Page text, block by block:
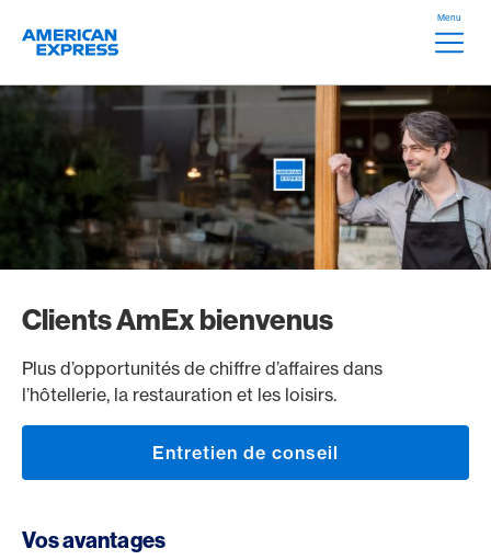
Logo
Meta
Menu
Clients AmEx bienvenus
Plus d’opportunités de chiffre d’affaires dans
l’hôtellerie, la restauration et les loisirs.
Entretien de conseil
Vos avantages